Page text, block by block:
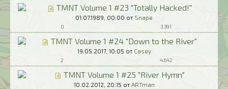
TMNT Volume 1 #23 "Totally Hacked!"
01.07.1989, 00:00 от Snape
0 3.391
TMNT Volume 1 #24 "Down to the River"
19.05.2017, 10:05 от Casey
2 4.642
TMNT Volume 1 #25 "River Hymn"
10.02.2012, 20:15 от ARTman